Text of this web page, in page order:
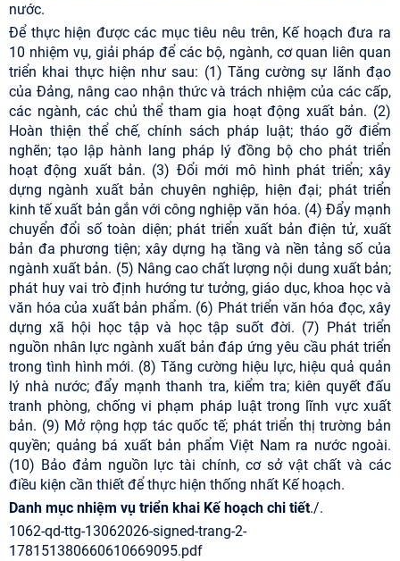
nước.
Để thực hiện được các mục tiêu nêu trên, Kế hoạch đưa ra
10 nhiệm vụ, giải pháp để các bộ, ngành, cơ quan liên quan
triển khai thực hiện như sau: (1) Tăng cường sự lãnh đạo
của Đảng, nâng cao nhận thức và trách nhiệm của các cấp,
các ngành, các chủ thể tham gia hoạt động xuất bản. (2)
Hoàn thiện thể chế, chính sách pháp luật; tháo gỡ điểm
nghẽn; tạo lập hành lang pháp lý đồng bộ cho phát triển
hoạt động xuất bản. (3) Đổi mới mô hình phát triển; xây
dựng ngành xuất bản chuyên nghiệp, hiện đại; phát triển
kinh tế xuất bản gắn với công nghiệp văn hóa. (4) Đẩy mạnh
chuyển đổi số toàn diện; phát triển xuất bản điện tử, xuất
bản đa phương tiện; xây dựng hạ tầng và nền tảng số của
ngành xuất bản. (5) Nâng cao chất lượng nội dung xuất bản;
phát huy vai trò định hướng tư tưởng, giáo dục, khoa học và
văn hóa của xuất bản phẩm. (6) Phát triển văn hóa đọc, xây
dựng xã hội học tập và học tập suốt đời. (7) Phát triển
nguồn nhân lực ngành xuất bản đáp ứng yêu cầu phát triển
trong tình hình mới. (8) Tăng cường hiệu lực, hiệu quả quản
lý nhà nước; đẩy mạnh thanh tra, kiểm tra; kiên quyết đấu
tranh phòng, chống vi phạm pháp luật trong lĩnh vực xuất
bản. (9) Mở rộng hợp tác quốc tế; phát triển thị trường bản
quyền; quảng bá xuất bản phẩm Việt Nam ra nước ngoài.
(10) Bảo đảm nguồn lực tài chính, cơ sở vật chất và các
điều kiện cần thiết để thực hiện thống nhất Kế hoạch.
Danh mục nhiệm vụ triển khai Kế hoạch chi tiết./.
1062-qd-ttg-13062026-signed-trang-2-
178151380660610669095.pdf